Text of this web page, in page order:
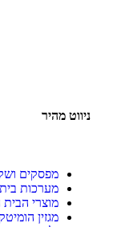
ניווט מהיר
מפסקים
מערכות
מוצרי
מגזין הומיטק